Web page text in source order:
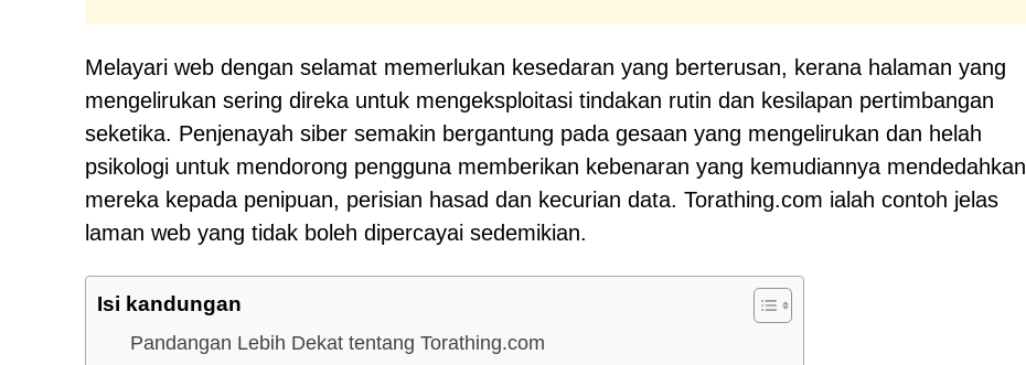
Melayari web dengan selamat memerlukan kesedaran yang berterusan, kerana halaman yang
mengelirukan sering direka untuk mengeksploitasi tindakan rutin dan kesilapan pertimbangan
seketika. Penjenayah siber semakin bergantung pada gesaan yang mengelirukan dan helah
psikologi untuk mendorong pengguna memberikan kebenaran yang kemudiannya mendedahkan
mereka kepada penipuan, perisian hasad dan kecurian data. Torathing.com ialah contoh jelas
laman web yang tidak boleh dipercayai sedemikian.
Isi kandungan
Pandangan Lebih Dekat tentang Torathing.com